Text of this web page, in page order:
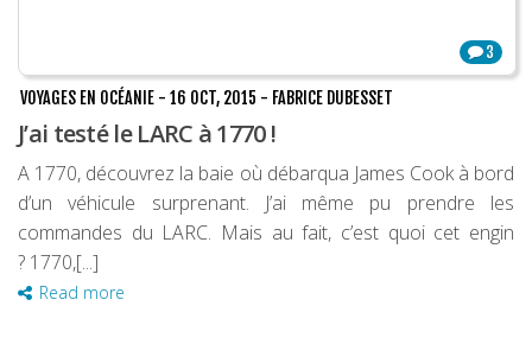
3
VOYAGES EN OCÉANIE - 16 OCT, 2015 - FABRICE DUBESSET
J’ai testé le LARC à 1770 !
A 1770, découvrez la baie où débarqua James Cook à bord
d’un véhicule surprenant. J’ai même pu prendre les
commandes du LARC. Mais au fait, c’est quoi cet engin
? 1770,[...]
Read more